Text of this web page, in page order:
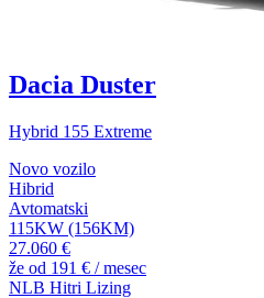
Dacia Duster
Hybrid 155 Extreme
Novo vozilo
Hibrid
Avtomatski
115KW (156KM)
27.060 €
že od 191 € / mesec
NLB Hitri Lizing